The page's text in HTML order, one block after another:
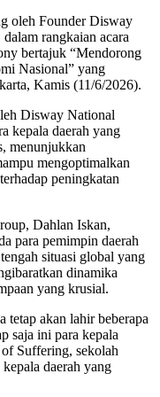
oleh Founder Disway
rangkaian acara
bertajuk “Mendorong
Nasional” yang
Kamis (11/6/2026).
Disway National
kepala daerah yang
menunjukkan
mengoptimalkan
peningkatan
Dahlan Iskan,
para pemimpin daerah
situasi global yang
dinamika
yang krusial.
tetap akan lahir beberapa
saja ini para kepala
Suffering, sekolah
daerah yang